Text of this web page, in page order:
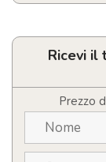
Orsacchiotto
peluche
chef
quantità
Ricevi il
Prezzo